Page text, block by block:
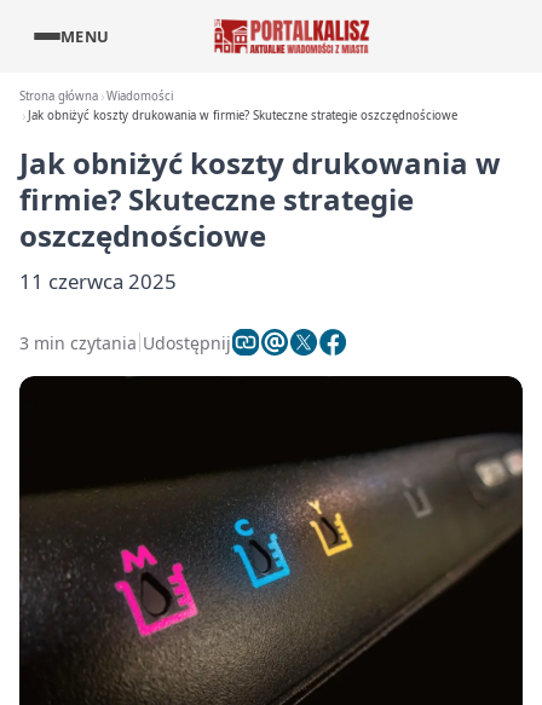
MENU
Strona główna Wiadomości
Jak obniżyć koszty drukowania w firmie? Skuteczne strategie oszczędnościowe
Jak obniżyć koszty drukowania w
firmie? Skuteczne strategie
oszczędnościowe
11 czerwca 2025
3 min czytania Udostępnij